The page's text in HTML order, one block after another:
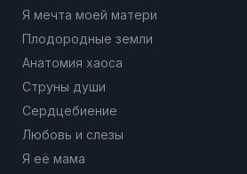
Я мечта моей матери
Плодородные земли
Анатомия хаоса
Струны души
Сердцебиение
Любовь и слезы
Я её мама